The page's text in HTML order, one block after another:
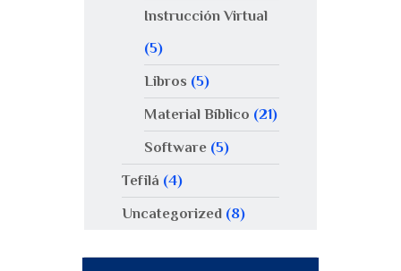
Instrucción Virtual
(5)
Libros (5)
Material Bíblico (21)
Software(5)
Tefilá (4)
Uncategorized (8)